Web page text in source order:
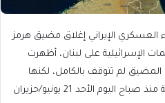
العسكري الإيراني إغلاق مضيق هرمز
الإسرائيلية على لبنان، أظهرت
المضيق لم تتوقف بالكامل، لكنها
تراجعت إلى مستوى محدود للغاية منذ صباح اليوم الأحد 21 يونيو/حزيران